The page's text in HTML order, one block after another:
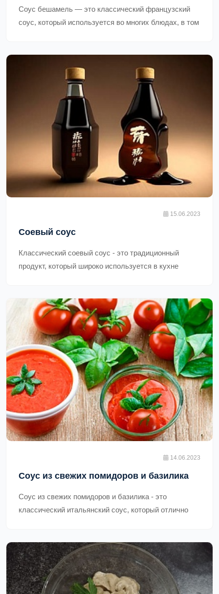
Соус бешамель — это классический французский
соус, который используется во многих блюдах, в том
перец. Соус бешамель имеет гладкую текстуру и
белый цвет. Он может быть использован как основа
для других соусов, таких как соус Морнэй или соус
Альфредо.,
15.06.2023
Соевый соус
Классический соевый соус - это традиционный
продукт, который широко используется в кухне
пшеницы, соли и воды. Процесс производства соуса
может занять несколько месяцев и включает в себя
ферментацию и созревание. Классический соевый
соус имеет темно-коричневый цвет и солоноватый
вкус с легкой горчинкой. Он используется для
добавления вкуса и аромата в блюда, такие как
маринады, соусы, супы, жареные блюда и салаты.
Он также может использоваться в качестве
приправы для суши и сашими. Соевый соус богат
белками, витаминами и минералами, такими как
железо, калий и магний. Он также содержит
14.06.2023
Соус из свежих помидоров и базилика
Соус из свежих помидоров и базилика - это
классический итальянский соус, который отлично
который обусловлен сочетанием кислотности
помидоров и аромата базилика. Соус можно
приготовить как гладким и однородным, так и с
кусочками помидоров и зелени. В зависимости от